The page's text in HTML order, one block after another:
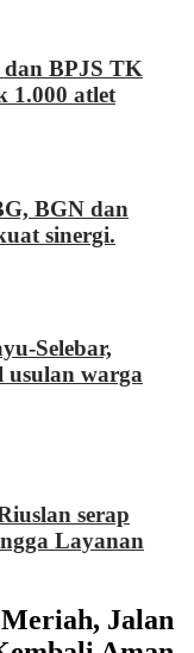
BPJS TK
1.000 atlet
BGN dan
sinergi.
Selebar,
warga
serap
Layanan
Jalan